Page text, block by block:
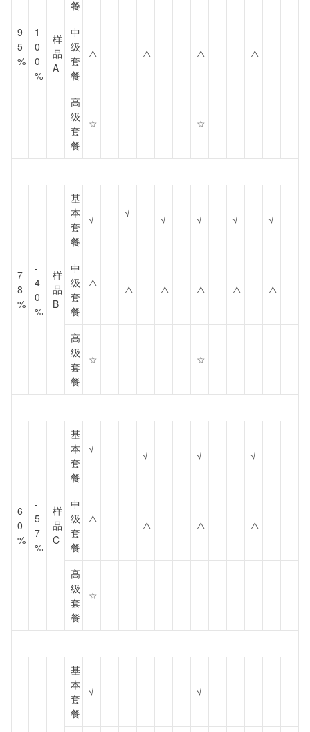
9
5
%
1
0
0
%
样
品
A
餐
中
级
套
餐
△ △ △ △
高
级
套
餐
☆ ☆
7
8
%
-
4
0
%
样
品
B
基
本
套
餐
√ √ √ √ √ √
中
级
套
餐
△ △ △ △ △ △
高
级
套
餐
☆ ☆
6
0
%
-
5
7
%
样
品
C
基
本
套
餐
√ √ √ √
中
级
套
餐
△ △ △ △
高
级
套
餐
☆
基
本
套
餐
√ √